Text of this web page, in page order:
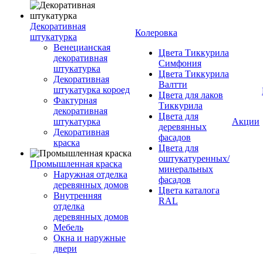
Декоративная
штукатурка
Венецианская
декоративная
штукатурка
Декоративная
штукатурка короед
Фактурная
декоративная
штукатурка
Декоративная
краска
Промышленная краска
Наружная отделка
деревянных домов
Внутренняя
отделка
деревянных домов
Мебель
Окна и наружные
двери
Колеровка
Цвета Тиккурила
Симфония
Цвета Тиккурила
Валтти
Цвета для лаков
Тиккурила
Цвета для
деревянных
фасадов
Цвета для
оштукатуренных/
минеральных
фасадов
Цвета каталога
RAL
Акции